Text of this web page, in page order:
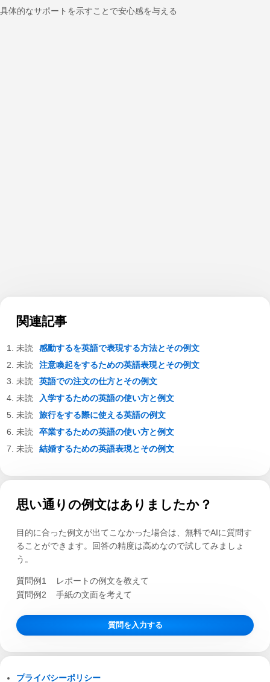
具体的なサポートを示すことで安心感を与える
関連記事
感動するを英語で表現する方法とその例文
注意喚起をするための英語表現とその例文
英語での注文の仕方とその例文
入学するための英語の使い方と例文
旅行をする際に使える英語の例文
卒業するための英語の使い方と例文
結婚するための英語表現とその例文
思い通りの例文はありましたか？
目的に合った例文が出てこなかった場合は、無料でAIに質問す
ることができます。回答の精度は高めなので試してみましょ
う。
質問例1
レポートの例文を教えて
質問例2
手紙の文面を考えて
質問を入力する
プライバシーポリシー